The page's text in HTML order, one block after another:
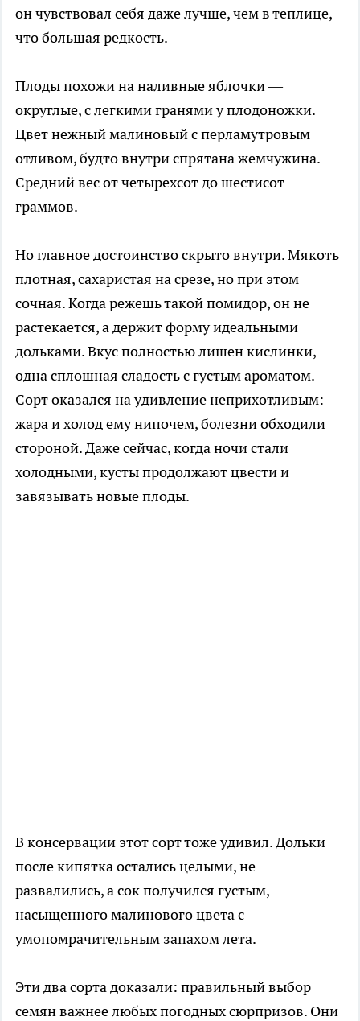
он чувствовал себя даже лучше, чем в теплице,
что большая редкость.
Плоды похожи на наливные яблочки —
округлые, с легкими гранями у плодоножки.
Цвет нежный малиновый с перламутровым
отливом, будто внутри спрятана жемчужина.
Средний вес от четырехсот до шестисот
граммов.
Но главное достоинство скрыто внутри. Мякоть
плотная, сахаристая на срезе, но при этом
сочная. Когда режешь такой помидор, он не
растекается, а держит форму идеальными
дольками. Вкус полностью лишен кислинки,
одна сплошная сладость с густым ароматом.
Сорт оказался на удивление неприхотливым:
жара и холод ему нипочем, болезни обходили
стороной. Даже сейчас, когда ночи стали
холодными, кусты продолжают цвести и
завязывать новые плоды.
В консервации этот сорт тоже удивил. Дольки
после кипятка остались целыми, не
развалились, а сок получился густым,
насыщенного малинового цвета с
умопомрачительным запахом лета.
Эти два сорта доказали: правильный выбор
семян важнее любых погодных сюрпризов. Они